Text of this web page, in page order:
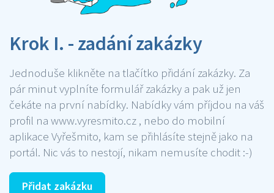
Krok I. - zadání zakázky
Jednoduše klikněte na tlačítko přidání zakázky. Za
pár minut vyplníte formulář zakázky a pak už jen
čekáte na první nabídky. Nabídky vám příjdou na váš
profil na www.vyresmito.cz , nebo do mobilní
aplikace Vyřešmito, kam se přihlásíte stejně jako na
portál. Nic vás to nestojí, nikam nemusíte chodit :-)
Přidat zakázku